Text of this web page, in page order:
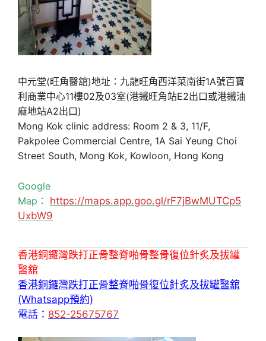
中元堂(旺角醫舘)地址：九龍旺角西洋菜南街1A號百寶
利商業中心11樓02及03室(港鐵旺角站E2出口或港鐵油
麻地站A2出口)
Mong Kok clinic address: Room 2 & 3, 11/F,
Pakpolee Commercial Centre, 1A Sai Yeung Choi
Street South, Mong Kok, Kowloon, Hong Kong
Google
Map： https://maps.app.goo.gl/rF7jBwMUTCp5
UxbW9
香港銅鑼灣跌打正骨整脊啪骨整骨復位針炙及拔罐
醫舘
香港銅鑼灣跌打正骨整脊啪骨復位針炙及拔罐醫舘
(Whatsapp預約)
電話： 852-25675767